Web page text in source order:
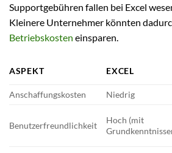
Supportgebühren fallen bei Excel
Kleinere Unternehmer könnten
Betriebskosten einsparen.
ASPEKT EXCEL
Anschaffungskosten
Niedrig
Benutzerfreundlichkeit
Hoch (mit